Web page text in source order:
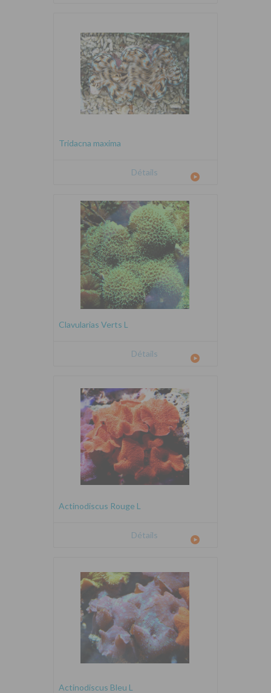
Tridacna maxima
Détails
Clavularias Verts L
Détails
Actinodiscus Rouge L
Détails
Actinodiscus Bleu L